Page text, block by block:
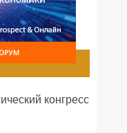
конгресс